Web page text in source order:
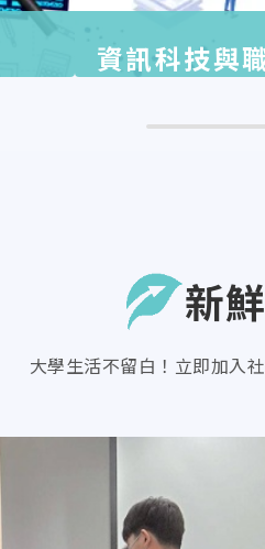
資訊科技與
新
大學生活不留白！立即加入